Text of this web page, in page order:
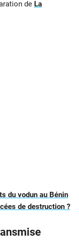
de La
du vodun au Bénin
de destruction ?